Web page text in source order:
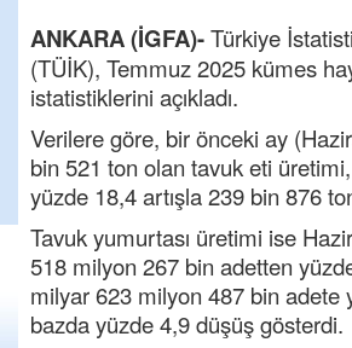
ANKARA (İGFA)-Türkiye
(TÜİK), Temmuz 2025 kümes
istatistiklerini açıkladı.
Verilere göre, bir önceki ay
bin 521 ton olan tavuk eti
yüzde 18,4 artışla 239 bin 876
Tavuk yumurtası üretimi ise
518 milyon 267 bin adetten
milyar 623 milyon 487 bin adete
bazda yüzde 4,9 düşüş gösterdi.